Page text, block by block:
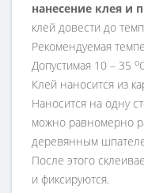
нанесение клея и
клей довести до
Рекомендуемая
Допустимая 10 – 35 о
Клей наносится из
Наносится на одну
можно равномерно
деревянным
После этого
и фиксируются.